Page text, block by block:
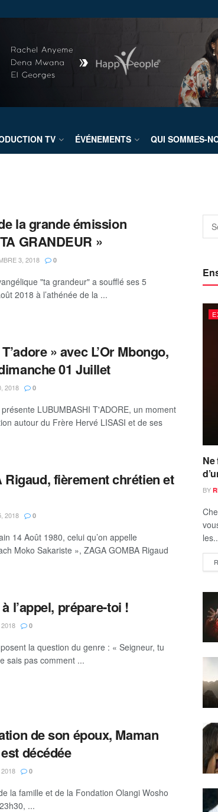
TV ÉVÉNEMENTS QUI SOMMES-
la grande émission
GRANDEUR »
3, 2018 0
"ta grandeur" a soufflé ses 5
2018 à l’athénée de la ...
» avec L’Or Mbongo,
01 Juillet
2018 0
LUBUMBASHI T'ADORE, un moment
autour du Frère Hervé LISASI et de ses
Rigaud, fièrement chrétien et
2018 0
14 Août 1980, celui qu’on appelle
Moko Sakariste », ZAGA GOMBA Rigaud
l’appel, prépare-toi !
0
la question du genre : « Seigneur, tu
sais pas comment ...
de son époux, Maman
décédée
0
la famille et de la Fondation Olangi Wosho
...
Ne
BY